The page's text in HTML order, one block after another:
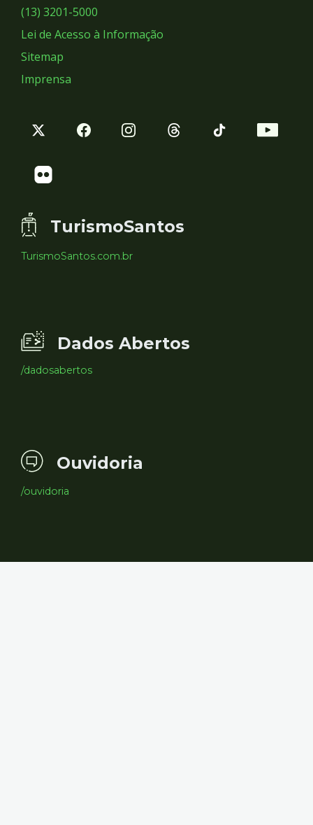
Sociais
(13) 3201-5000
Lei de Acesso à Informação
Sitemap
Imprensa
TurismoSantos
TurismoSantos.com.br
Dados Abertos
/dadosabertos
Ouvidoria
/ouvidoria